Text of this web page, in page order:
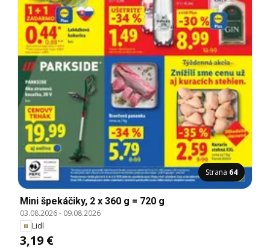
Strana 64
Mini špekáčiky, 2 x 360 g = 720 g
03.08.2026- 09.08.2026
Lidl
3,19 €